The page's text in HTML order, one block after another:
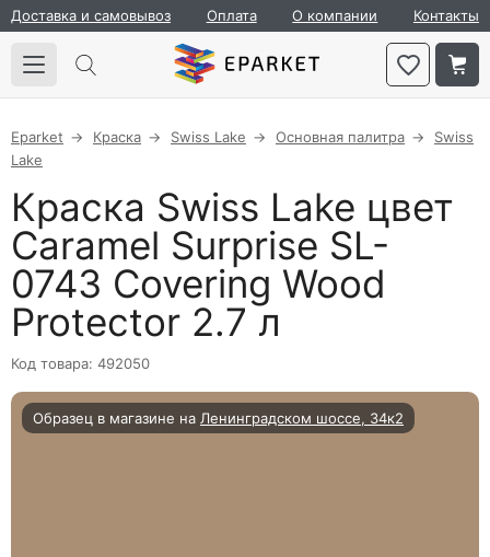
Доставка и самовывоз Оплата О компании Контакты
Eparket Краска Swiss Lake Основная палитра
Swiss
Lake
Краска Swiss Lake цвет
Caramel Surprise SL-
0743 Covering Wood
Protector 2.7 л
Код товара: 492050
Образец в магазине на Ленинградском шоссе, 34к2